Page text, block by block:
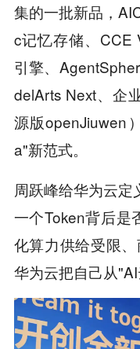
集的一批新品，
c记忆存储、CCE
引擎、
delArts Next、企
源版openJiuwen
a"新范式。
周跃峰给华为云
一个Token背后是
化算力供给受限
华为云把自己从"AI